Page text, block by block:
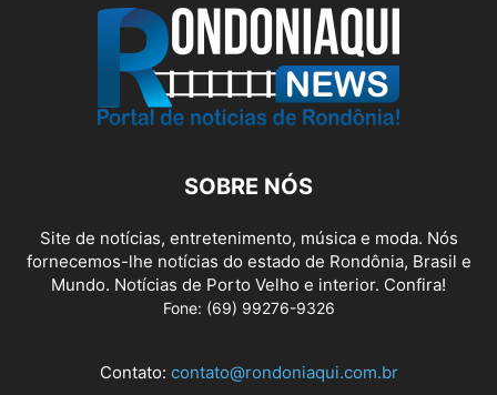
SOBRE NÓS
Site de notícias, entretenimento, música e moda. Nós
fornecemos-lhe notícias do estado de Rondônia, Brasil e
Mundo. Notícias de Porto Velho e interior. Confira!
Fone: (69) 99276-9326
Contato: contato@rondoniaqui.com.br